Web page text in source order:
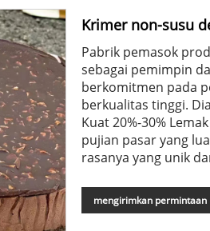
Krimer non-susu
Pabrik pemasok
sebagai pemimpin
berkomitmen pada
berkualitas tinggi.
Kuat 20%-30%
pujian pasar yang
rasanya yang unik
mengirimkan permintaan